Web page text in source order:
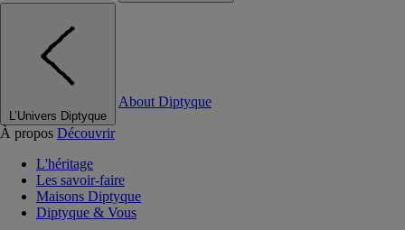
L’Univers Diptyque
About Diptyque
À propos Découvrir
L'héritage
Les savoir-faire
Maisons Diptyque
Diptyque & Vous